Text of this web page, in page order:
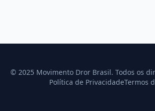
© 2025 Movimento Dror Brasil. Todos os
Política de PrivacidadeTermos